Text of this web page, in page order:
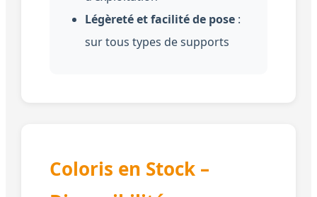
Légèreté et facilité de pose:
sur tous types de supports
Coloris en Stock –